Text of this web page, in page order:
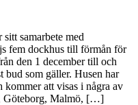
samarbete med
fem dockhus till förmån för
den 1 december till och
bud som gäller. Husen har
att visas i några av
Göteborg, Malmö, […]